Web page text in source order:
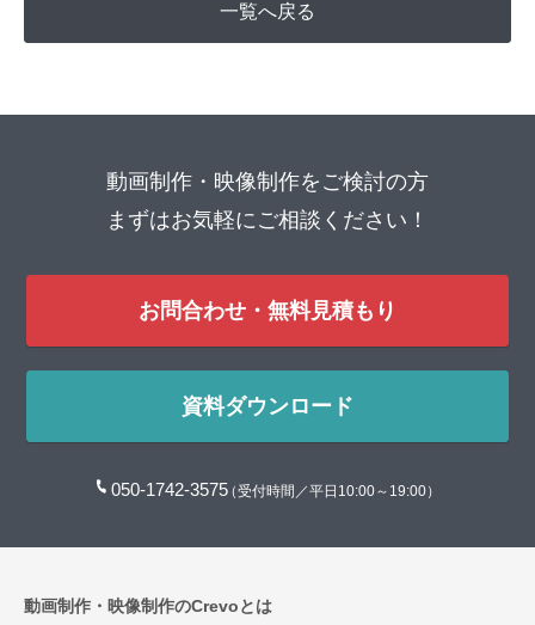
一覧へ戻る
動画制作・映像制作をご検討の方
まずはお気軽にご相談ください！
お問合わせ・無料見積もり
資料ダウンロード
050-1742-3575（受付時間／平日10:00～19:00）
動画制作・映像制作のCrevoとは